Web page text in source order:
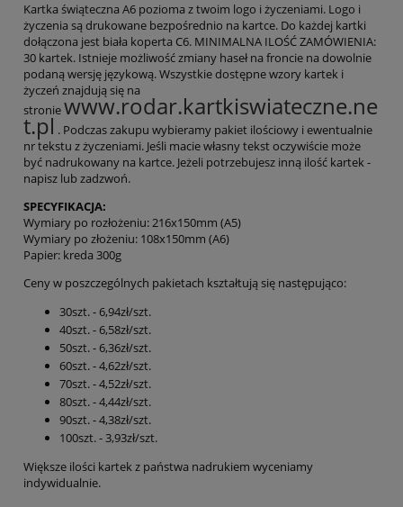
Kartka świąteczna A6 pozioma z twoim logo i życzeniami. Logo i
życzenia są drukowane bezpośrednio na kartce. Do każdej kartki
dołączona jest biała koperta C6. MINIMALNA ILOŚĆ ZAMÓWIENIA:
30 kartek. Istnieje możliwość zmiany haseł na froncie na dowolnie
podaną wersję językową. Wszystkie dostępne wzory kartek i
życzeń znajdują się na
stroniewww.rodar.kartkiswiateczne.ne
t.pl . Podczas zakupu wybieramy pakiet ilościowy i ewentualnie
nr tekstu z życzeniami. Jeśli macie własny tekst oczywiście może
być nadrukowany na kartce. Jeżeli potrzebujesz inną ilość kartek -
napisz lub zadzwoń.
SPECYFIKACJA:
Wymiary po rozłożeniu: 216x150mm (A5)
Wymiary po złożeniu: 108x150mm (A6)
Papier: kreda 300g
Ceny w poszczególnych pakietach kształtują się następująco:
30szt. - 6,94zł/szt.
40szt. - 6,58zł/szt.
50szt. - 6,36zł/szt.
60szt. - 4,62zł/szt.
70szt. - 4,52zł/szt.
80szt. - 4,44zł/szt.
90szt. - 4,38zł/szt.
100szt. - 3,93zł/szt.
Większe ilości kartek z państwa nadrukiem wyceniamy
indywidualnie.